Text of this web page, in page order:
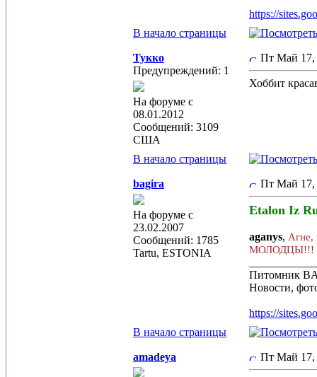
https://
В начало страницы
Тукко
Предупреждений: 1
На форуме с
08.01.2012
Сообщений: 3109
США
Пт Май
Хоббит
В начало страницы
bagira
На форуме с
23.02.2007
Сообщений: 1785
Tartu, ESTONIA
Пт Май
Etalon Iz
aganys, Агне,
МОЛОДЦЫ!!!
Питомник
Новости,
https://
В начало страницы
amadeya Пт Май